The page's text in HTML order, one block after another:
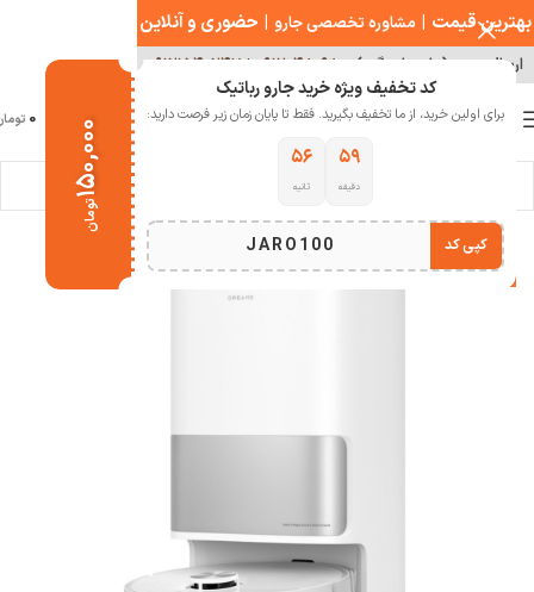
کد تخفیف ویژه خرید جارو رباتیک
برای اولین خرید، از ما تخفیف بگیرید. فقط تا پایان زمان زیر فرصت دارید:
۵۹
دقیقه
۵۴
ثانیه
JARO100 کپی کد
۱۵۰,۰۰۰
تومان
منو 0
خانه
-5%
بهترین قیمت | مشاوره تخصصی جارو | حضوری و آنلاین
ارسال سریع ( با هماهنگی ) ۰۹۱۲۰۴۸۰۹۸۰ | ۰۹۱۲۱۵۴۰۲۴۷